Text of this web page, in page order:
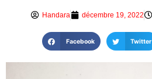
Handara décembre 19, 2022
Facebook Twitter